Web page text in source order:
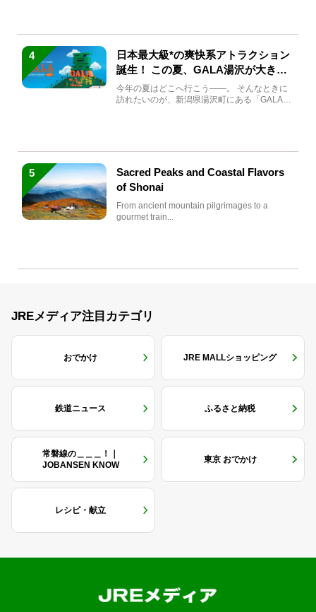
4
日本最大級*の爽快系アトラクション
誕生！ この夏、GALA湯沢が大きく
生まれ変わる
今年の夏はどこへ行こう――。 そんなときに
訪れたいのが、新潟県湯沢町にある「GALA湯
5
Sacred Peaks and Coastal Flavors
of Shonai
From ancient mountain pilgrimages to a
gourmet train...
JREメディア注目カテゴリ
おでかけ JRE MALLショッピング
鉄道ニュース ふるさと納税
常磐線の＿＿＿！｜
JOBANSEN KNOW
東京 おでかけ
レシピ・献立